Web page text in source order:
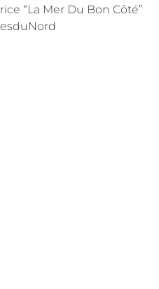
“La Mer Du Bon Côté”